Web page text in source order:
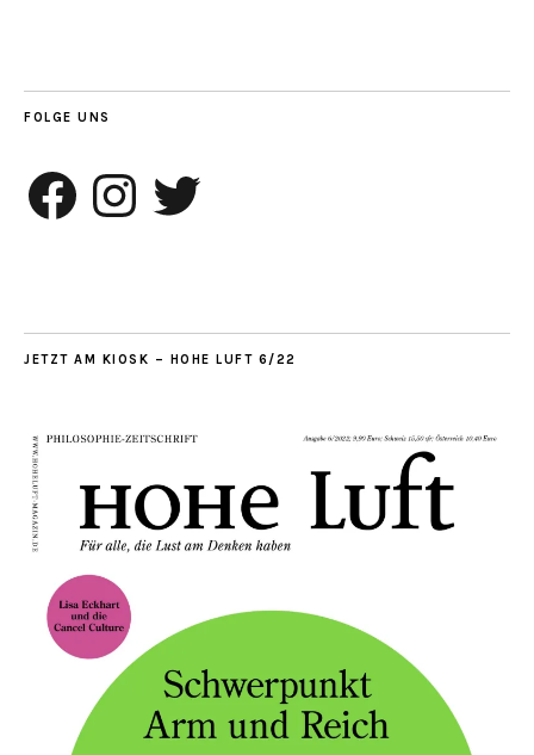
FOLGE UNS
Facebook InstagramTwitter
JETZT AM KIOSK – HOHE LUFT 6/22